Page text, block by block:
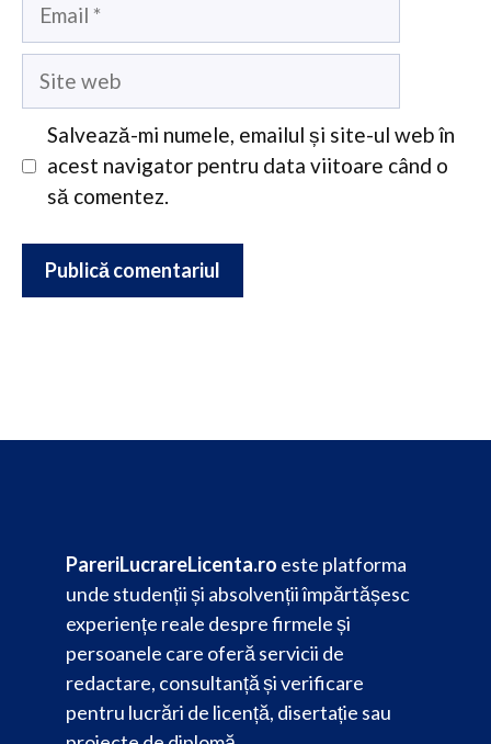
Site
Salvează-mi numele, emailul și site-ul web în
acest navigator pentru data viitoare când o
să comentez.
PareriLucrareLicenta.ro este platforma
unde studenții și absolvenții împărtășesc
experiențe reale despre firmele și
persoanele care oferă servicii de
redactare, consultanță și verificare
pentru lucrări de licență, disertație sau